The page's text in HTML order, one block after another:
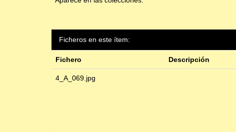
Ficheros en este ítem:
Fichero Descripción
4_A_069.jpg